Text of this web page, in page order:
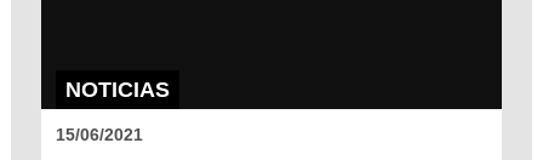
NOTICIAS
15/06/2021